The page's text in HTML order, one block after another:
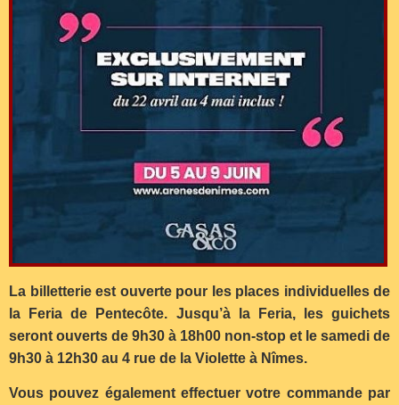
La billetterie est ouverte pour les places individuelles de
la Feria de Pentecôte. Jusqu’à la Feria, les guichets
seront ouverts de 9h30 à 18h00 non-stop et le samedi de
9h30 à 12h30 au 4 rue de la Violette à Nîmes.
Vous pouvez également effectuer votre commande par